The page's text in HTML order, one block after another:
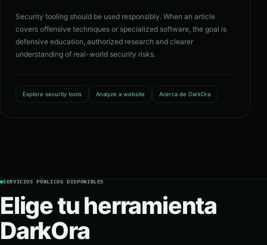
Security tooling should be used responsibly. When an article
covers offensive techniques or specialized software, the goal is
defensive education, authorized research and clearer
understanding of real-world security risks.
Explore security tools Analyze a website Acerca de DarkOra
SERVICIOS PÚBLICOS DISPONIBLES
Elige tu herramienta
DarkOra